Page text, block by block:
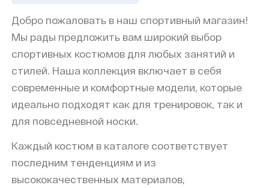
Добро пожаловать в наш спортивный магазин!
Мы рады предложить вам широкий выбор
спортивных костюмов для любых занятий и
стилей. Наша коллекция включает в себя
современные и комфортные модели, которые
идеально подходят как для тренировок, так и
для повседневной носки.
Каждый костюм в каталоге соответствует
последним тенденциям и из
высококачественных материалов,